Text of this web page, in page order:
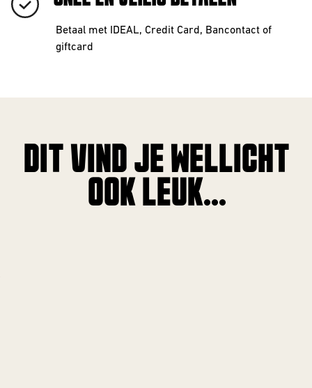
Betaal met IDEAL, Credit Card, Bancontact of
giftcard
DIT VIND JE WELLICHT
OOK LEUK...